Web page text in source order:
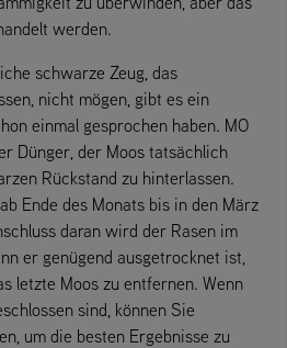
werden.
schwarze Zeug, das
nicht mögen, gibt es ein
einmal gesprochen haben. MO
Dünger, der Moos tatsächlich
Rückstand zu hinterlassen.
Ende des Monats bis in den März
daran wird der Rasen im
er genügend ausgetrocknet ist,
letzte Moos zu entfernen. Wenn
sind, können Sie
um die besten Ergebnisse zu